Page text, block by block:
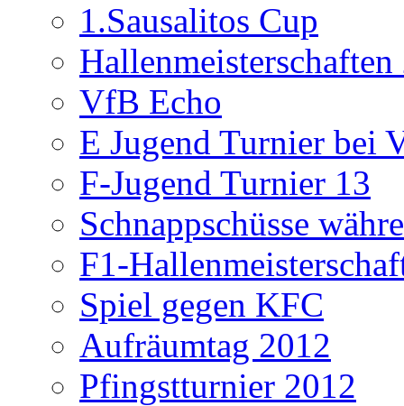
1.Sausalitos Cup
Hallenmeisterschaften
VfB Echo
E Jugend Turnier bei
F-Jugend Turnier 13
Schnappschüsse
F1-
Spiel gegen KFC
Aufräumtag 2012
Pfingstturnier 2012